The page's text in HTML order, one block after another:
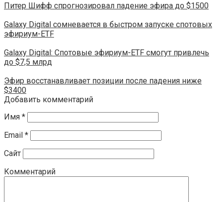
Питер Шифф спрогнозировал падение эфира до $1500
Galaxy Digital сомневается в быстром запуске спотовых
эфириум-ETF
Galaxy Digital: Спотовые эфириум-ETF смогут привлечь
до $7,5 млрд
Эфир восстанавливает позиции после падения ниже
$3400
Добавить комментарий
Имя *
Email *
Сайт
Комментарий